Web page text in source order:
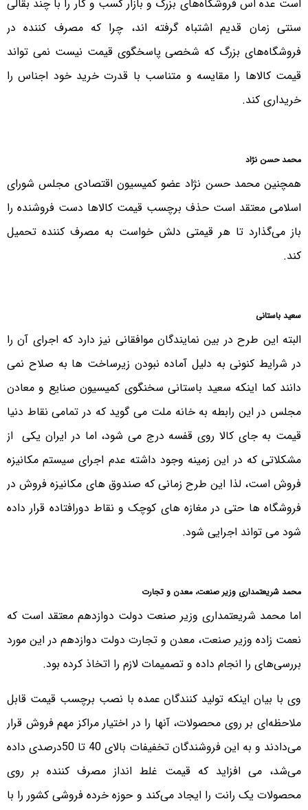
است عده اس فروشگاه‌های بزرگ و بازار کسب و کار را با چند بقالی
سنتی زمان قدیم اشتباه گرفته اند، چرا که مصرف کننده در
فروشگاه‌های بزرگ که شخصی پاسخگوی قیمت نیست نمی تواند
قیمت کالاها را مقایسه و متناسب با قدرت خرید خود اجناس را
خریداری کند.
محمد حسن نژاد
همچنین محمد حسن نژاد عضو کمیسیون اقتصادی مجلس شورای
اسلامی معتقد است حذف برچسب قیمت کالا‌ها دست فروشنده را
باز می‌گذارد تا هر قیمتی دلش خواست به مصرف کننده تحمیل
کند.
سعید باستانی
البته این طرح در بین نمایندگان موافقانی نیز دارد که اجرای آن را
در شرایط کنونی به دلیل آماده نبودن زیرساخت ها به صلاح نمی
دانند کما اینکه سعید باستانی سخنگوی کمیسیون صنایع و معادن
مجلس در این رابطه به خانه ملت می گوید که در تمامی نقاط دنیا
قیمت به جای کالا روی قفسه درج می شود، اما در ایران یکی از
مشکلاتی که در این زمینه وجود داشته عدم اجرای سیستم مکانیزه
فروش است، لذا این طرح زمانی که صندوق های مکانیزه فروش در
فروشگاه ها حتی در مغازه های کوچک و نقاط دورافتاده قرار داده
شود می تواند اجرایی شود.
محمد شریعتمداری وزیر صنعت، معدن و تجارت
اما محمد شریعتمداری وزیر صنعت دولت دوازدهم معتقد است که
نعمت زاده وزیر صنعت، معدن و تجارت دولت دوازدهم در این مورد
بررسی‌های را انجام داده و تصمیمات لازم را اتخاذ کرده بود.
وی با بیان اینکه تولید کنندگان عمده با نصب برچسب قیمت قابل
ملاحظه‌ای بر روی محصولات، آنها را در اختیار مراکز مهم فروش قرار
می‌دادند و به این فروشندگان تخفیفات بالای 40 تا 50درصدی داده
می‌شد، می افزاید که قیمت غلط انداز مصرف کننده بر روی
محصولات یک رانت را ایجاد می‌کند و حوزه خرده فروشی کشور را با